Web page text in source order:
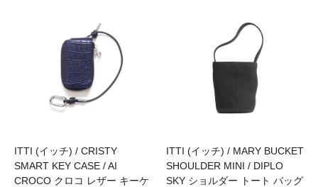
ITTI (イッチ) / CRISTY
SMART KEY CASE / AI
CROCO クロコ レザー キーケ
ITTI (イッチ) / MARY BUCKET
SHOULDER MINI / DIPLO
SKY ショルダー トート バッグ